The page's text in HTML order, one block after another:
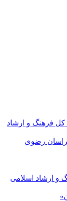
کل فرهنگ و ارشاد
رضوی
و ارشاد اسلامی